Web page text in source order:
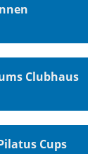
Clubhaus
Cups